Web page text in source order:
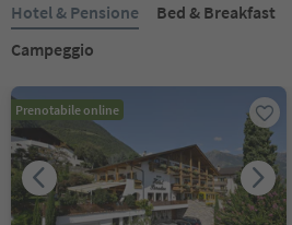
Hotel & Pensione Bed & Breakfast
Campeggio
Prenotabile online